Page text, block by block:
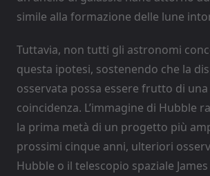
simile alla formazione delle lune
Tuttavia, non tutti gli astronomi
questa ipotesi, sostenendo che la
osservata possa essere frutto di
coincidenza. L’immagine di Hubble
la prima metà di un progetto più
prossimi cinque anni, ulteriori
Hubble o il telescopio spaziale